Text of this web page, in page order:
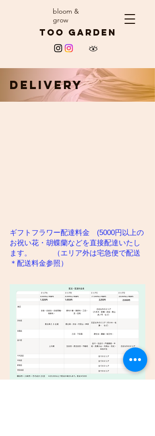
​too garden
​bloom &
grow
​DELIVERY
ギフトフラワー配達料金 (5000円以上の
お祝い花・胡蝶蘭などを直接配達いたし
ます。 ​ （エリア外は宅急便で配送
＊配送料金参照）